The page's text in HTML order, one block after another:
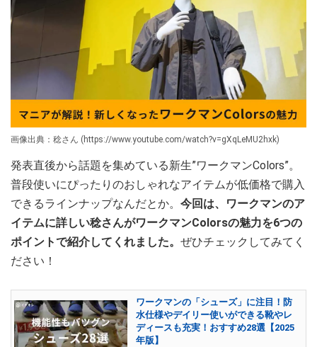
画像出典：稔さん (https://www.youtube.com/watch?v=gXqLeMU2hxk)
発表直後から話題を集めている新生”ワークマンColors”。
普段使いにぴったりのおしゃれなアイテムが低価格で購入
できるラインナップなんだとか。 今回は、ワークマンのア
イテムに詳しい稔さんがワークマンColorsの魅力を6つの
ポイントで紹介してくれました。 ぜひチェックしてみてく
ださい！
ワークマンの「シューズ」に注目！防
水仕様やデイリー使いができる靴やレ
ディースも充実！おすすめ28選【2025
年版】